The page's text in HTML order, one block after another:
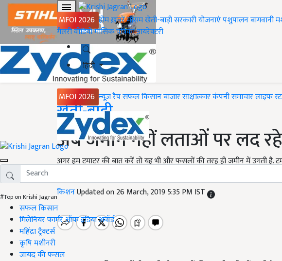
MFOI 2026 होमख़बरेंमौसमखेती-बाड़ीसरकारी योजनाएंपशुपालनबागवानी
गैलरीवीडियोमासिक पत्रिकाडायरेक्टरी
हिंदी
MFOI 2026 न्यूज़ रैपसफल किसानबाजारसाक्षात्कारकंपनी समाचारलाइफ
#Top on Krishi Jagran
सफल किसान
मिलेनियर फार्मर ऑफ इंडिया अवॉर्ड
महिंद्रा ट्रैक्टर्स
कृषि मशीनरी
जायद की फसल
Home
खेती-बाड़ी
अब जमीन नहीं लताओं पर लद
अगर हम टमाटर की बात करें तो यह भी और फसलों की तरह ही जमीन में उगती
किशनUpdated on 26 March, 2019 5:35 PM IST